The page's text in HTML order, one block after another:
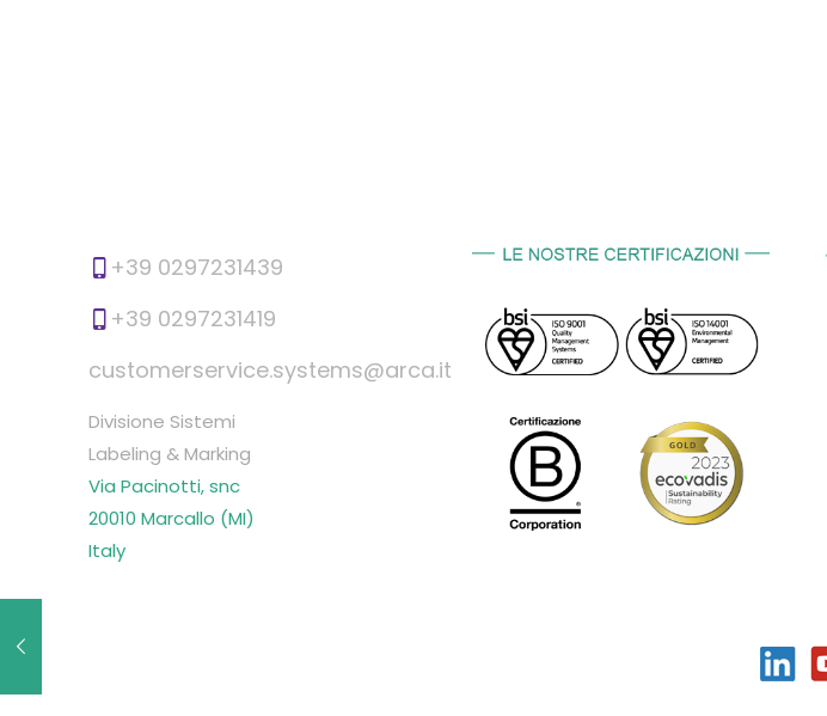
+39 0297231439
+39 0297231419
customerservice.systems@arca.it
Divisione Sistemi
Labeling & Marking
Via Pacinotti, snc
20010 Marcallo (MI)
Italy